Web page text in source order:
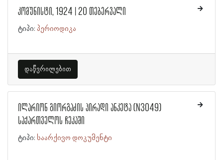
კომუნისტი, 1924 | 20 თებერვალი
ტიპი: პერიოდიკა
დაწვრილებით
ილარიონ გიორგაძის პირადი ანკეტა (N3049)
საქართველოს ჩეკაში
ტიპი: საარქივო დოკუმენტი